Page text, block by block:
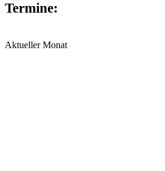
Termine:
Aktueller Monat